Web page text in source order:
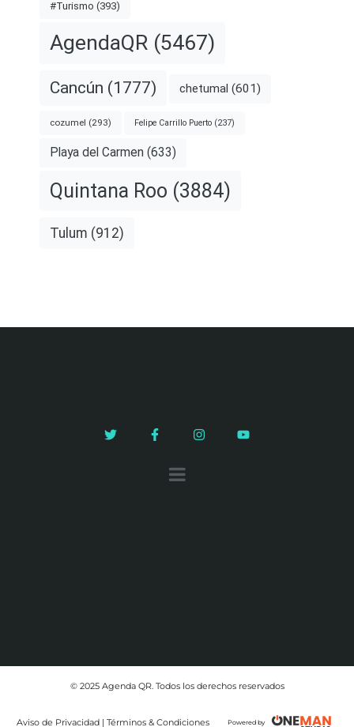
#Turismo (393)
AgendaQR (5467)
Cancún (1777) chetumal (601)
cozumel (293) Felipe Carrillo Puerto (237)
Playa del Carmen (633)
Quintana Roo (3884)
Tulum (912)
© 2025 Agenda QR. Todos los derechos reservados
Aviso de Privacidad | Términos & Condiciones Powered by